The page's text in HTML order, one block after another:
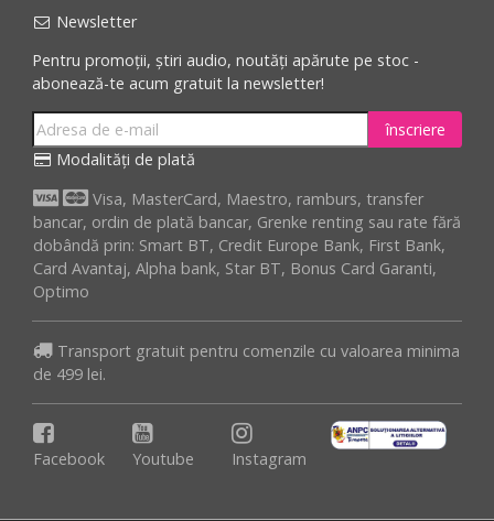
Newsletter
Pentru promoții, știri audio, noutăți apărute pe stoc -
abonează-te acum gratuit la newsletter!
înscriere
Modalități de plată
Visa, MasterCard, Maestro, ramburs, transfer
bancar, ordin de plată bancar, Grenke renting sau rate fără
dobândă prin: Smart BT, Credit Europe Bank, First Bank,
Card Avantaj, Alpha bank, Star BT, Bonus Card Garanti,
Optimo
Transport gratuit pentru comenzile cu valoarea minima
de 499 lei.
Facebook Youtube Instagram